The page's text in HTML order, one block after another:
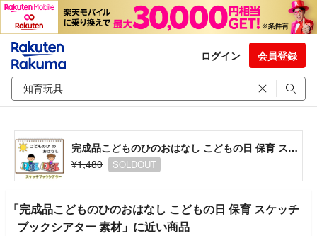
ログイン 会員登録
完成品こどものひのおはなし こどもの日 保育 スケッチブックシアター 素材
¥1,480
SOLDOUT
「完成品こどものひのおはなし こどもの日 保育 スケッチ
ブックシアター 素材」に近い商品